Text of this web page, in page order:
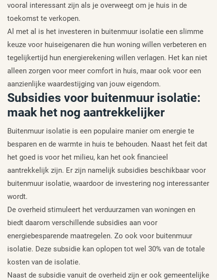
vooral interessant zijn als je overweegt om je huis in de
toekomst te verkopen.
Al met al is het investeren in buitenmuur isolatie een slimme
keuze voor huiseigenaren die hun woning willen verbeteren en
tegelijkertijd hun energierekening willen verlagen. Het kan niet
alleen zorgen voor meer comfort in huis, maar ook voor een
aanzienlijke waardestijging van jouw eigendom.
Subsidies voor buitenmuur isolatie:
maak het nog aantrekkelijker
Buitenmuur isolatie is een populaire manier om energie te
besparen en de warmte in huis te behouden. Naast het feit dat
het goed is voor het milieu, kan het ook financieel
aantrekkelijk zijn. Er zijn namelijk subsidies beschikbaar voor
buitenmuur isolatie, waardoor de investering nog interessanter
wordt.
De overheid stimuleert het verduurzamen van woningen en
biedt daarom verschillende subsidies aan voor
energiebesparende maatregelen. Zo ook voor buitenmuur
isolatie. Deze subsidie kan oplopen tot wel 30% van de totale
kosten van de isolatie.
Naast de subsidie vanuit de overheid zijn er ook gemeentelijke